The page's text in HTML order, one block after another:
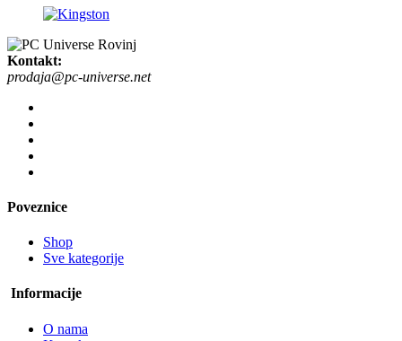
Kontakt:
prodaja@pc-universe.net
Poveznice
Shop
Sve kategorije
Informacije
O nama